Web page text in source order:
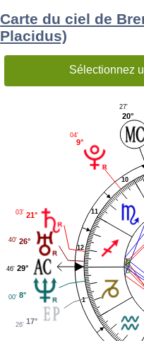
Carte du ciel de
Placidus)
Sélectionnez
1
10
11
12
20°
27'
9°
04'
21°
03'
26°
40'
29°
46'
8°
00'
17°
26'